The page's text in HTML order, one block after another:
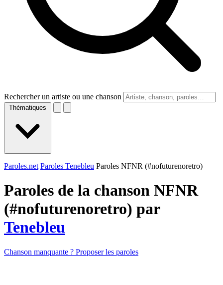
Rechercher un artiste ou une chanson
Thématiques
Paroles.net Paroles Tenebleu Paroles NFNR (#nofuturenoretro)
Paroles de la chanson NFNR
(#nofuturenoretro) par
Tenebleu
Chanson manquante ? Proposer les paroles